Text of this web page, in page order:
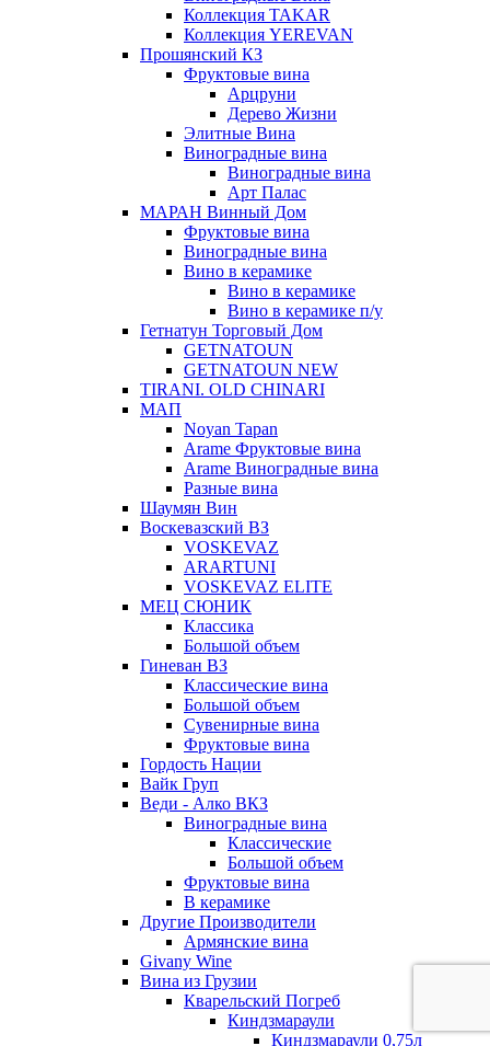
Коллекция TAKAR
Коллекция YEREVAN
Прошянский КЗ
Фруктовые вина
Арцруни
Дерево Жизни
Элитные Вина
Виноградные вина
Виноградные вина
Арт Палас
МАРАН Винный Дом
Фруктовые вина
Виноградные вина
Вино в керамике
Вино в керамике
Вино в керамике п/у
Гетнатун Торговый Дом
GETNATOUN
GETNATOUN NEW
TIRANI. OLD CHINARI
МАП
Noyan Tapan
Arame Фруктовые вина
Arame Виноградные вина
Разные вина
Шаумян Вин
Воскевазский ВЗ
VOSKEVAZ
ARARTUNI
VOSKEVAZ ELITE
МЕЦ СЮНИК
Классика
Большой объем
Гиневан ВЗ
Классические вина
Большой объем
Сувенирные вина
Фруктовые вина
Гордость Нации
Вайк Груп
Веди - Алко ВКЗ
Виноградные вина
Классические
Большой объем
Фруктовые вина
В керамике
Другие Производители
Армянские вина
Givany Wine
Вина из Грузии
Кварельский Погреб
Киндзмараули
Киндзмараули 0,75л